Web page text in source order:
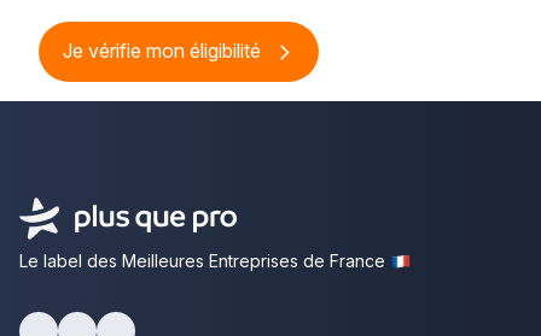
Je vérifie mon éligibilité
Le label des Meilleures Entreprises de France